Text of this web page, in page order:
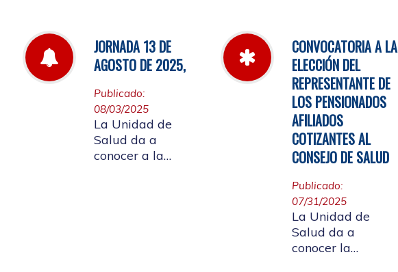
pautas para la
Audiencia Pública
de Rendición de
Cuentas año
k2025
JORNADA 13 DE
AGOSTO DE 2025,
Publicado:
08/03/2025
La Unidad de
Salud da a
conocer a la
CONVOCATORIA A LA
ELECCIÓN DEL
REPRESENTANTE DE
LOS PENSIONADOS
AFILIADOS
COTIZANTES AL
CONSEJO DE SALUD
Publicado:
07/31/2025
La Unidad de
Salud da a
conocer la